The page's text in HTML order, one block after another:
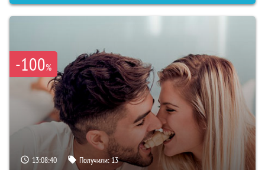
-100%
13:08:39 Получили:13